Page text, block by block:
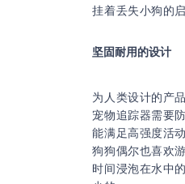
挂着丢失小狗的启
坚固耐用的设计
为人类设计的产
宠物追踪器需要
能满足高强度活
狗狗偶尔也喜欢
时间浸泡在水中